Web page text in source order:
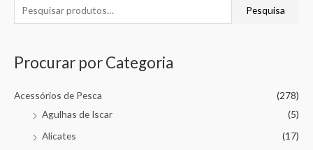
Pesquisa
Procurar por Categoria
Acessórios de Pesca
(278)
Agulhas de Iscar
(5)
Alicates
(17)